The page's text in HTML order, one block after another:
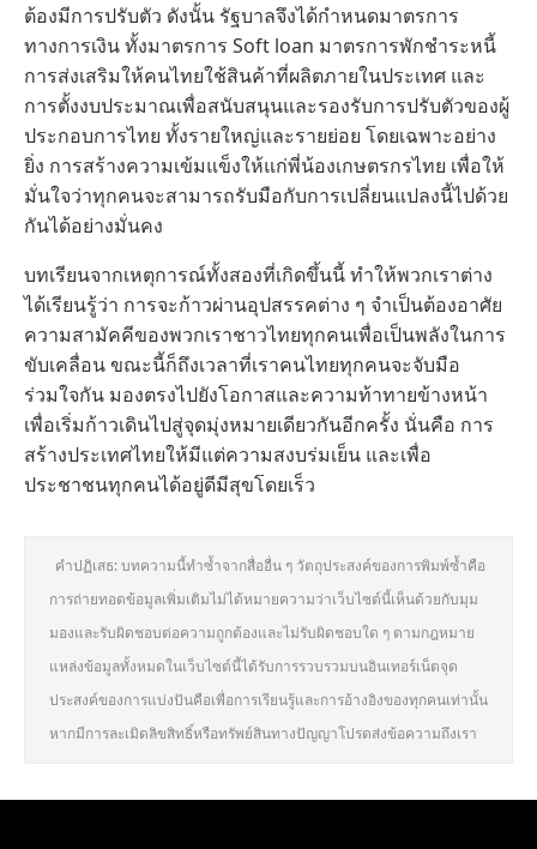
ต้องมีการปรับตัว ดังนั้น รัฐบาลจึงได้กำหนดมาตรการ
ทางการเงิน ทั้งมาตรการ Soft loan มาตรการพักชำระหนี้
การส่งเสริมให้คนไทยใช้สินค้าที่ผลิตภายในประเทศ และ
การตั้งงบประมาณเพื่อสนับสนุนและรองรับการปรับตัวของผู้
ประกอบการไทย ทั้งรายใหญ่และรายย่อย โดยเฉพาะอย่าง
ยิ่ง การสร้างความเข้มแข็งให้แก่พี่น้องเกษตรกรไทย เพื่อให้
มั่นใจว่าทุกคนจะสามารถรับมือกับการเปลี่ยนแปลงนี้ไปด้วย
กันได้อย่างมั่นคง
บทเรียนจากเหตุการณ์ทั้งสองที่เกิดขึ้นนี้ ทำให้พวกเราต่าง
ได้เรียนรู้ว่า การจะก้าวผ่านอุปสรรคต่าง ๆ จำเป็นต้องอาศัย
ความสามัคคีของพวกเราชาวไทยทุกคนเพื่อเป็นพลังในการ
ขับเคลื่อน ขณะนี้ก็ถึงเวลาที่เราคนไทยทุกคนจะจับมือ
ร่วมใจกัน มองตรงไปยังโอกาสและความท้าทายข้างหน้า
เพื่อเริ่มก้าวเดินไปสู่จุดมุ่งหมายเดียวกันอีกครั้ง นั่นคือ การ
สร้างประเทศไทยให้มีแต่ความสงบร่มเย็น และเพื่อ
ประชาชนทุกคนได้อยู่ดีมีสุขโดยเร็ว
คำปฏิเสธ: บทความนี้ทำซ้ำจากสื่ออื่น ๆ วัตถุประสงค์ของการพิมพ์ซ้ำคือ
การถ่ายทอดข้อมูลเพิ่มเติมไม่ได้หมายความว่าเว็บไซต์นี้เห็นด้วยกับมุม
มองและรับผิดชอบต่อความถูกต้องและไม่รับผิดชอบใด ๆ ตามกฎหมาย
แหล่งข้อมูลทั้งหมดในเว็บไซต์นี้ได้รับการรวบรวมบนอินเทอร์เน็ตจุด
ประสงค์ของการแบ่งปันคือเพื่อการเรียนรู้และการอ้างอิงของทุกคนเท่านั้น
หากมีการละเมิดลิขสิทธิ์หรือทรัพย์สินทางปัญญาโปรดส่งข้อความถึงเรา